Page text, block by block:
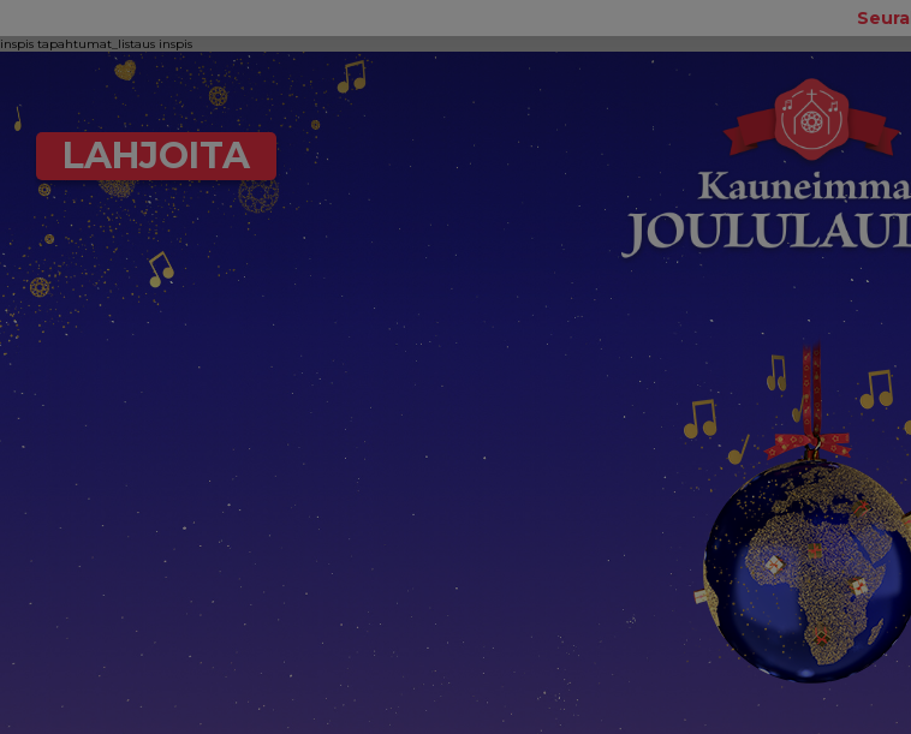
LAHJOITA
inspis tapahtumat_listaus inspis